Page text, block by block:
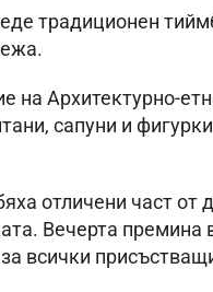
традиционен
на Архитектурно-
сапуни и
отличени част от
Вечерта премина
всички